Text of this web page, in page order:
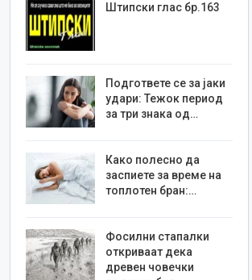
Штипски глас бр.163
Подгответе се за јаки
удари: Тежок период
за три знака од…
Како полесно да
заспиете за време на
топлотен бран:…
Фосилни стапалки
откриваат дека
древен човечки